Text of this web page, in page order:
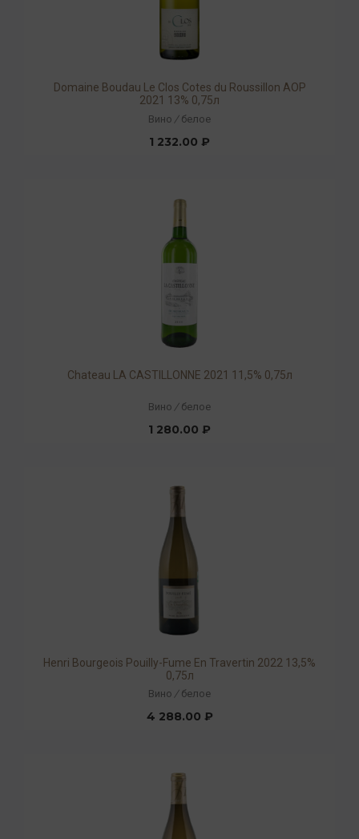
Domaine Boudau Le Clos Cotes du Roussillon AOP
2021 13% 0,75л
Вино / белое
1 232.00 ₽
Chateau LA CASTILLONNE 2021 11,5% 0,75л
Вино / белое
1 280.00 ₽
Henri Bourgeois Pouilly-Fume En Travertin 2022 13,5%
0,75л
Вино / белое
4 288.00 ₽